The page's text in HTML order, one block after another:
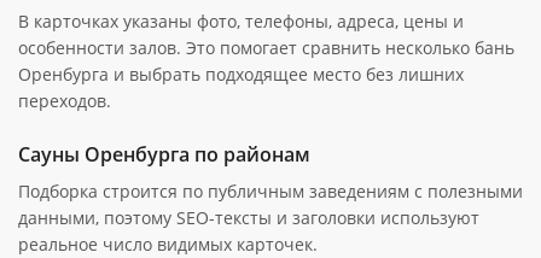
В карточках указаны фото, телефоны, адреса, цены и
особенности залов. Это помогает сравнить несколько бань
Оренбурга и выбрать подходящее место без лишних
переходов.
Сауны Оренбурга по районам
Подборка строится по публичным заведениям с полезными
данными, поэтому SEO-тексты и заголовки используют
реальное число видимых карточек.